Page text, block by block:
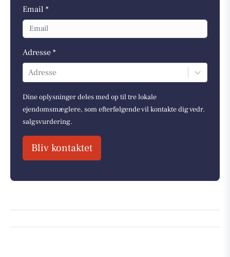
Email *
Adresse *
Adresse
Dine oplysninger deles med op til tre lokale
ejendomsmæglere, som efterfølgende vil kontakte dig vedr.
salgsvurdering.
Bliv kontaktet